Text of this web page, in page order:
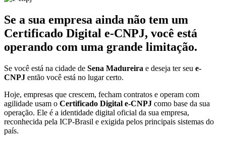
Se a sua empresa ainda não tem um
Certificado Digital e-CNPJ, você está
operando com uma grande limitação.
Se você está na cidade de Sena Madureira e deseja ter seu e-
CNPJ então você está no lugar certo.
Hoje, empresas que crescem, fecham contratos e operam com
agilidade usam o Certificado Digital e-CNPJ como base da sua
operação. Ele é a identidade digital oficial da sua empresa,
reconhecida pela ICP-Brasil e exigida pelos principais sistemas do
país.